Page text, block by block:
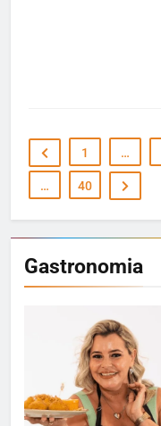
Gastronomia
1 …
… 40